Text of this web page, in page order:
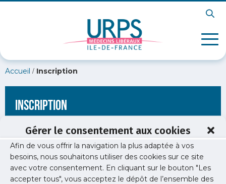
Gérer le consentement aux cookies
Afin de vous offrir la navigation la plus adaptée à vos
besoins, nous souhaitons utiliser des cookies sur ce site
avec votre consentement. En cliquant sur le bouton "Les
accepter tous", vous acceptez le dépôt de l’ensemble des
Accueil / Inscription
Inscription
[wppb-register form_name="inscription"
redirect_url="https://www.urps-med-idf.org/acces-aux-
specialistes-en-ile-de-france-des-difficultes-massives/"]